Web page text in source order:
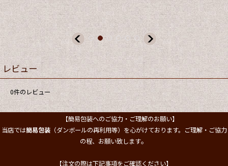
10,780 円 (税込)
レビュー
0件のレビュー
【簡易包装へのご協力・ご理解のお願い】
当店では簡易包装（ダンボールの再利用等）を心がけております。ご理解・ご協力
の程、お願い致します。
【注文の際は下記事項をご確認ください】